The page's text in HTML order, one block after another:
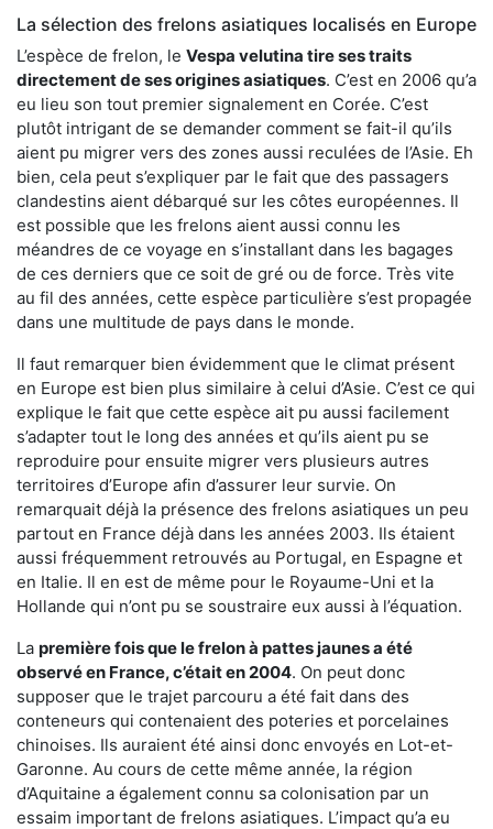
La sélection des frelons asiatiques localisés en Europe
L’espèce de frelon, le Vespa velutina tire ses traits
directement de ses origines asiatiques. C’est en 2006 qu’a
eu lieu son tout premier signalement en Corée. C’est
plutôt intrigant de se demander comment se fait-il qu’ils
aient pu migrer vers des zones aussi reculées de l’Asie. Eh
bien, cela peut s’expliquer par le fait que des passagers
clandestins aient débarqué sur les côtes européennes. Il
est possible que les frelons aient aussi connu les
méandres de ce voyage en s’installant dans les bagages
de ces derniers que ce soit de gré ou de force. Très vite
au fil des années, cette espèce particulière s’est propagée
dans une multitude de pays dans le monde.
Il faut remarquer bien évidemment que le climat présent
en Europe est bien plus similaire à celui d’Asie. C’est ce qui
explique le fait que cette espèce ait pu aussi facilement
s’adapter tout le long des années et qu’ils aient pu se
reproduire pour ensuite migrer vers plusieurs autres
territoires d’Europe afin d’assurer leur survie. On
remarquait déjà la présence des frelons asiatiques un peu
partout en France déjà dans les années 2003. Ils étaient
aussi fréquemment retrouvés au Portugal, en Espagne et
en Italie. Il en est de même pour le Royaume-Uni et la
Hollande qui n’ont pu se soustraire eux aussi à l’équation.
La première fois que le frelon à pattes jaunes a été
observé en France, c’était en 2004. On peut donc
supposer que le trajet parcouru a été fait dans des
conteneurs qui contenaient des poteries et porcelaines
chinoises. Ils auraient été ainsi donc envoyés en Lot-et-
Garonne. Au cours de cette même année, la région
d’Aquitaine a également connu sa colonisation par un
essaim important de frelons asiatiques. L’impact qu’a eu